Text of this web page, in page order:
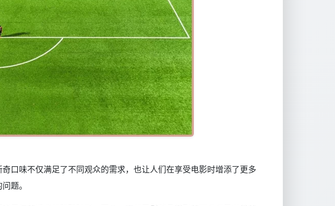
口味不仅满足了不同观众的需求，也让人们在享受电影时增添了更多
题。